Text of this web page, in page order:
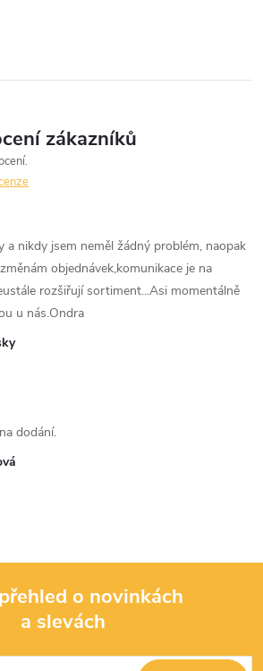
zákazníků
a nikdy jsem neměl žádný problém, naopak
objednávek,komunikace je na
rozšiřují sortiment...Asi momentálně
u nás.Ondra
dodání.
o novinkách
a slevách